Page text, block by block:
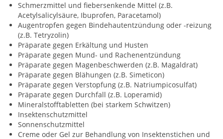
Schmerzmittel und fiebersenkende Mittel (z.B.
Acetylsalicylsäure, Ibuprofen, Paracetamol)
Augentropfen gegen Bindehautentzündung oder -reizung
(z.B. Tetryzolin)
Präparate gegen Erkältung und Husten
Präparate gegen Mund- und Rachenentzündung
Präparate gegen Magenbeschwerden (z.B. Magaldrat)
Präparate gegen Blähungen (z.B. Simeticon)
Präparate gegen Verstopfung (z.B. Natriumpicosulfat)
Präparate gegen Durchfall (z.B. Loperamid)
Mineralstofftabletten (bei starkem Schwitzen)
Insektenschutzmittel
Sonnenschutzmittel
Creme oder Gel zur Behandlung von Insektenstichen und